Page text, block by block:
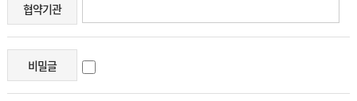
협약기관
비밀글